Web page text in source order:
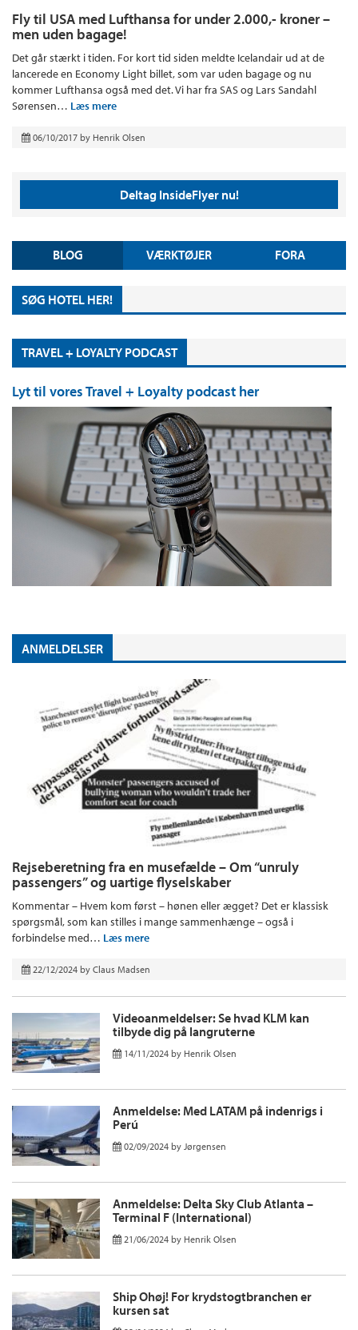
Fly til USA med Lufthansa for under 2.000,- kroner –
men uden bagage!
Det går stærkt i tiden. For kort tid siden meldte Icelandair ud at de
lancerede en Economy Light billet, som var uden bagage og nu
kommer Lufthansa også med det. Vi har fra SAS og Lars Sandahl
Sørensen… Læs mere
06/10/2017 by Henrik Olsen
Deltag InsideFlyer nu!
BLOG VÆRKTØJER FORA
SØG HOTEL HER!
TRAVEL + LOYALTY PODCAST
Lyt til vores Travel + Loyalty podcast her
ANMELDELSER
Rejseberetning fra en musefælde – Om “unruly
passengers” og uartige flyselskaber
Kommentar – Hvem kom først – hønen eller ægget? Det er klassisk
spørgsmål, som kan stilles i mange sammenhænge – også i
forbindelse med… Læs mere
22/12/2024 by Claus Madsen
Videoanmeldelser: Se hvad KLM kan
tilbyde dig på langruterne
14/11/2024 by Henrik Olsen
Anmeldelse: Med LATAM på indenrigs i
Perú
02/09/2024 by Jørgensen
Anmeldelse: Delta Sky Club Atlanta –
Terminal F (International)
21/06/2024 by Henrik Olsen
Ship Ohøj! For krydstogtbranchen er
kursen sat